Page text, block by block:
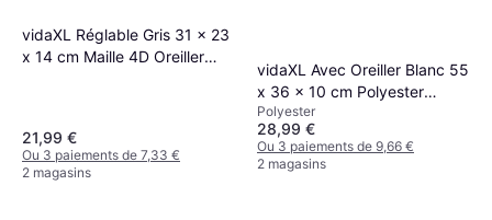
vidaXL Réglable Gris 31 x 23
x 14 cm Maille 4D Oreiller
21,99 €
Ou 3 paiements de 7,33 €
2 magasins
vidaXL Avec Oreiller Blanc 55
x 36 x 10 cm Polyester
Oreiller cervical Gris, Blanc
Polyester
28,99 €
Ou 3 paiements de 9,66 €
2 magasins